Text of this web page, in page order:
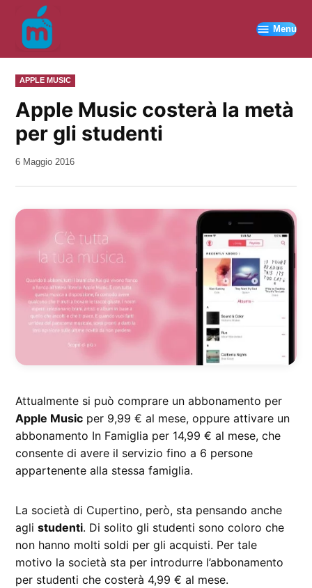
contenuto
Menu
PUBBLICATO
IN
APPLE MUSIC
Apple Music costerà la metà
per gli studenti
da
6 Maggio 2016
Attualmente si può comprare un abbonamento per
Apple Music per 9,99 € al mese, oppure attivare un
abbonamento In Famiglia per 14,99 € al mese, che
consente di avere il servizio fino a 6 persone
appartenente alla stessa famiglia.
La società di Cupertino, però, sta pensando anche
aglistudenti. Di solito gli studenti sono coloro che
non hanno molti soldi per gli acquisti. Per tale
motivo la società sta per introdurre l’abbonamento
per studenti che costerà 4,99 € al mese.